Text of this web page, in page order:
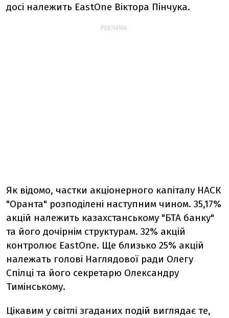
досі належить EastOne Віктора Пінчука.
РЕКЛАМА:
Як відомо, частки акціонерного капіталу НАСК
"Оранта" розподілені наступним чином. 35,17%
акцій належить казахстанському "БТА банку"
та його дочірнім структурам. 32% акцій
контролює EastOne. Ще близько 25% акцій
належать голові Наглядової ради Олегу
Спілці та його секретарю Олександру
Тимінському.
Цікавим у світлі згаданих подій виглядає те,